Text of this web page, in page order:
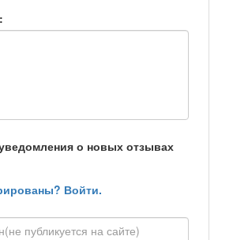
о новых отзывах
Войти.